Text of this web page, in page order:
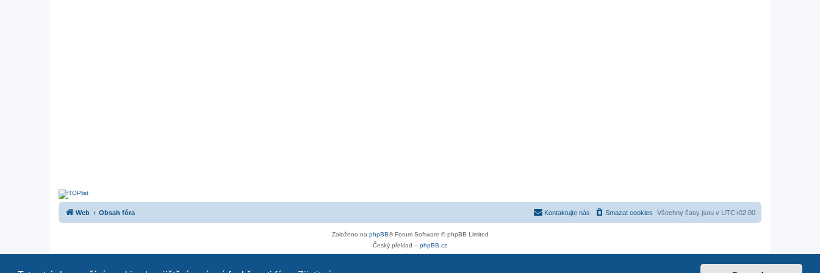
Web Obsah fóra Všechny časy jsou v UTC+02:00
Smazat cookies
Kontaktujte nás
Založeno na phpBB® Forum Software © phpBB Limited
Český překlad – phpBB.cz
Soukromí|Podmínky